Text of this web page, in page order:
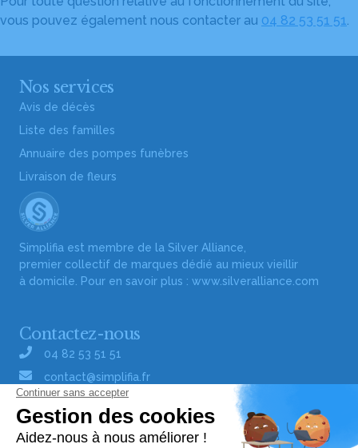
vous pouvez également nous contacter au 04 82 53 51 51.
Nos services
Avis de décès
Liste des familles
Annuaire des pompes funèbres
Livraison de fleurs
Simplifia est membre de la Silver Alliance,
premier collectif de marques dédié au mieux vieillir
à domicile. Pour en savoir plus : www.silveralliance.com
Contactez-nous
04 82 53 51 51
contact@simplifia.fr
Réseaux sociaux